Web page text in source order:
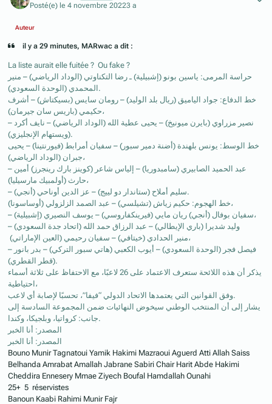
Posté(e) le 4 novembre 20223 a
Auteur
il y a 29 minutes, MARwac a dit :
La liste aurait elle fuitée ? Ou fake ?
حراسة المرمى: ياسين بونو (إشبيلية) ـ رضا التكناوتي (الوداد الرياضي) – منير
المحمدي (الوحدة السعودي).
خط الدفاع: جواد الياميق (ريال بلد الوليد) – رومان سايس (بسيكتاش) – أشرف
حكيمي (باريس سان جيرمان)،
– نصير مزراوي (بايرن ميونيخ) – يحيى عطية الله (الوداد الرياضي) – نايف أكرد
(ويستهام الإنجليزي).
خط الوسط: يونس بلهندة (أضنة دمير سبور) – سفيان أمرابط (فيورنتينا) – يحيى
جبران (الوداد الرياضي)،
– عبد الحميد الصابيري (سامبدوريا) – إلياس شاعر (كوينز بارك رينجرز) أمين
حارث (أولمبيك مارسيليا)،
– سليم أملاح (ستاندار دو لييج) – عز الدين أوناحي (أنجي).
خط الهجوم: حكيم زياش (تشيلسي) – عبد الصمد الزلزولي (أوساسونا)،
– سفيان بوفال (أنجي) ريان مايي (فيرينكفاروسي) – يوسف النصيري (إشبيلية)،
– وليد شديرا (باري الإيطالي) – عبد الرزاق حمد الله (اتحاد جدة السعودي)
منير الحدادي (خيتافي) – سفيان رحيمي (العين الإماراتي)،
– فيصل فجر (الوحدة السعودي) – أيوب الكعبي (هاتي سبور التركي) – بدر بانور
(قطر القطري).
يذكر أن هذه اللائحة ستعرف الاعتماد على 26 لاعبًا، مع الاحتفاظ على ثلاثة أسماء
احتياطية،
وفق القوانين التي يعتمدها الاتحاد الدولي “فيفا”، تحسبًا لإصابة أي لاعب.
يشار إلى أن المنتخب الوطني سيخوض النهائيات ضمن المجموعة السادسة إلى
جانب: كرواتيا، وبلجيكا، وكندا.
Bouno Munir Tagnatoui Yamik Hakimi Mazraoui Aguerd Atti Allah Saiss
Belhanda Amrabat Amallah Jabrane Sabiri Chair Harit Abde Hakimi
Cheddira Ennesery Mmae Ziyech Boufal Hamdallah Ounahi
25+ 5 réservistes
Banoun Kaabi Rahimi Munir Fajr